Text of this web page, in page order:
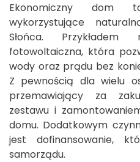
Ekonomiczny dom
wykorzystujące
Słońca.
fotowoltaiczna, która
wody oraz prądu bez
Z pewnością dla wielu
przemawiający za
zestawu i
domu. Dodatkowym
jest dofinansowanie,
samorządu.